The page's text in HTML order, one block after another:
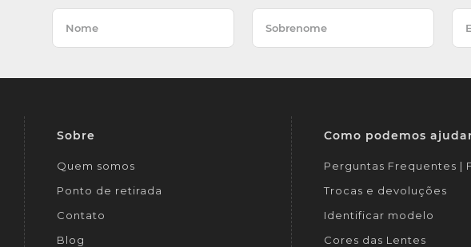
Sobre
Quem somos
Ponto de retirada
Contato
Blog
Como podemos
Perguntas Frequentes |
Trocas e devoluções
Identificar modelo
Cores das Lentes